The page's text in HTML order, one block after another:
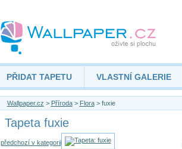
PŘIDAT TAPETU VLASTNÍ GALERIE
Wallpaper.cz > Příroda> Flora> fuxie
Tapeta fuxie
předchozí v kategorii